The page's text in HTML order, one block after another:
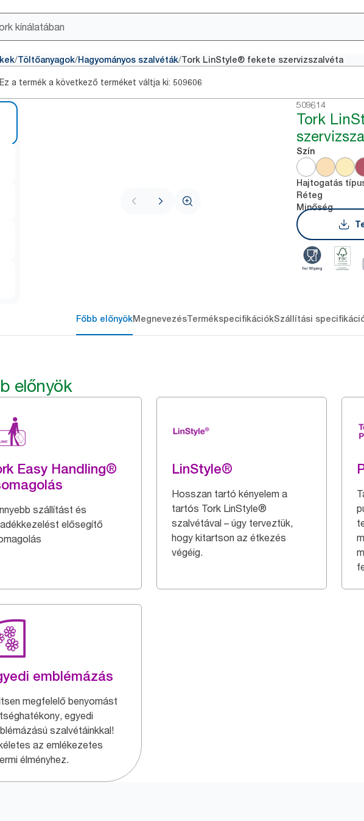
/Töltőanyagok/Hagyományos szalvéták/Tork LinStyle® fekete szervizszalvéta
Ez a termék a következő terméket váltja ki: 509606
509614
Tork
Szín
Hajtogatás
Réteg
Minőség
Főbb előnyökMegnevezésTermékspecifikációkSzállítási
előnyök
Easy Handling®
szállítást és
elősegítő
LinStyle®
Hosszan tartó kényelem a
tartós Tork LinStyle®
szalvétával – úgy terveztük,
hogy kitartson az étkezés
végéig.
emblémázás
megfelelő benyomást
egyedi
szalvétáinkkal!
az emlékezetes
élményhez.